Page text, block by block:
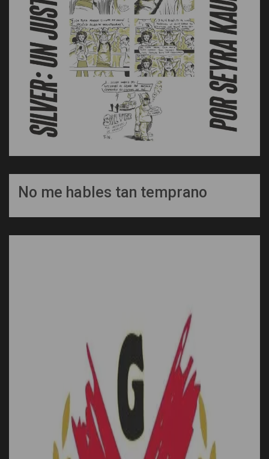
No me hables tan temprano